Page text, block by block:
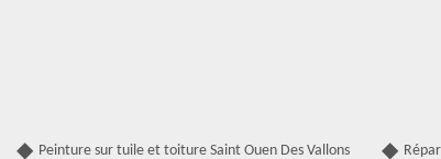
Peinture sur tuile et toiture Saint Ouen Des Vallons